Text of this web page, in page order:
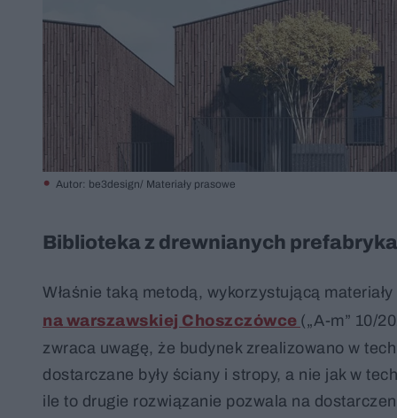
Autor: be3design/ Materiały prasowe
Biblioteka z drewnianych
Właśnie taką metodą, wykorzystującą
na warszawskiej Choszczówce („A-m” 10/
zwraca uwagę, że budynek zrealizowano w
dostarczane były ściany i stropy, a nie jak w
ile to drugie rozwiązanie pozwala na